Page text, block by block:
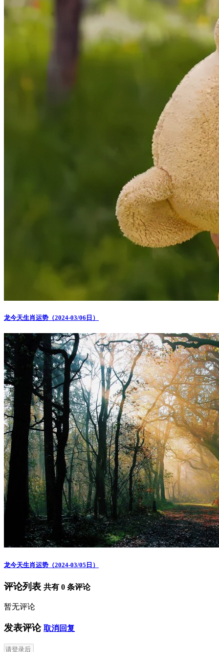
龙今天生肖运势（2024-03/06日）
龙今天生肖运势（2024-03/05日）
评论列表 共有 0 条评论
暂无评论
发表评论 取消回复